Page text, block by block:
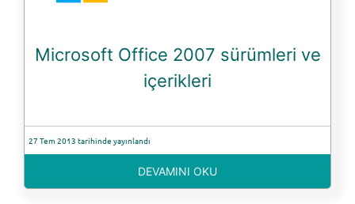
Microsoft Office 2007 sürümleri ve
içerikleri
27 Tem 2013 tarihinde yayınlandı
DEVAMINI OKU